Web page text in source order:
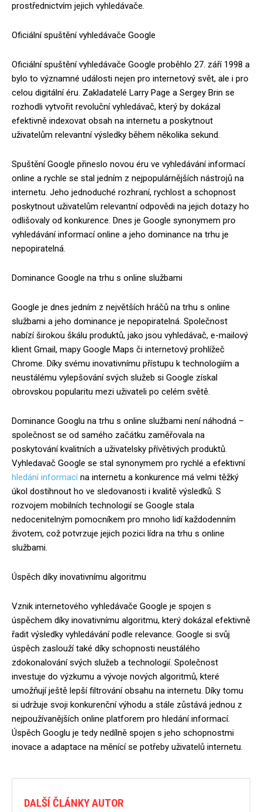
prostřednictvím jejich vyhledávače.
Oficiální spuštění vyhledávače Google
Oficiální spuštění vyhledávače Google proběhlo 27. září 1998 a
bylo to významné události nejen pro internetový svět, ale i pro
celou digitální éru. Zakladatelé Larry Page a Sergey Brin se
rozhodli vytvořit revoluční vyhledávač, který by dokázal
efektivně indexovat obsah na internetu a poskytnout
uživatelům relevantní výsledky během několika sekund.
Spuštění Google přineslo novou éru ve vyhledávání informací
online a rychle se stal jedním z nejpopulárnějších nástrojů na
internetu. Jeho jednoduché rozhraní, rychlost a schopnost
poskytnout uživatelům relevantní odpovědi na jejich dotazy ho
odlišovaly od konkurence. Dnes je Google synonymem pro
vyhledávání informací online a jeho dominance na trhu je
nepopiratelná.
Dominance Google na trhu s online službami
Google je dnes jedním z největších hráčů na trhu s online
službami a jeho dominance je nepopiratelná. Společnost
nabízí širokou škálu produktů, jako jsou vyhledávač, e-mailový
klient Gmail, mapy Google Maps či internetový prohlížeč
Chrome. Díky svému inovativnímu přístupu k technologiím a
neustálému vylepšování svých služeb si Google získal
obrovskou popularitu mezi uživateli po celém světě.
Dominance Googlu na trhu s online službami není náhodná –
společnost se od samého začátku zaměřovala na
poskytování kvalitních a uživatelsky přívětivých produktů.
Vyhledavač Google se stal synonymem pro rychlé a efektivní
hledání informacína internetu a konkurence má velmi těžký
úkol dostihnout ho ve sledovanosti i kvalitě výsledků. S
rozvojem mobilních technologií se Google stala
nedocenitelným pomocníkem pro mnoho lidí každodenním
životem, což potvrzuje jejich pozici lídra na trhu s online
službami.
Úspěch díky inovativnímu algoritmu
Vznik internetového vyhledávače Google je spojen s
úspěchem díky inovativnímu algoritmu, který dokázal efektivně
řadit výsledky vyhledávání podle relevance. Google si svůj
úspěch zaslouží také díky schopnosti neustálého
zdokonalování svých služeb a technologií. Společnost
investuje do výzkumu a vývoje nových algoritmů, které
umožňují ještě lepší filtrování obsahu na internetu. Díky tomu
si udržuje svoji konkurenční výhodu a stále zůstává jednou z
nejpoužívanějších online platforem pro hledání informací.
Úspěch Googlu je tedy nedílně spojen s jeho schopnostmi
inovace a adaptace na měnící se potřeby uživatelů internetu.
DALŠÍ ČLÁNKY AUTOR